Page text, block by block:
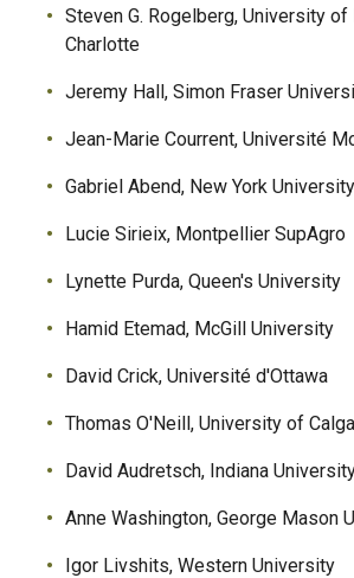
Steven G. Rogelberg, University of
Charlotte
Jeremy Hall, Simon Fraser
Jean-Marie Courrent, Université
Gabriel Abend, New York University
Lucie Sirieix, Montpellier SupAgro
Lynette Purda, Queen's University
Hamid Etemad, McGill University
David Crick, Université d'Ottawa
Thomas O'Neill, University of
David Audretsch, Indiana
Anne Washington, George Mason
Igor Livshits, Western University